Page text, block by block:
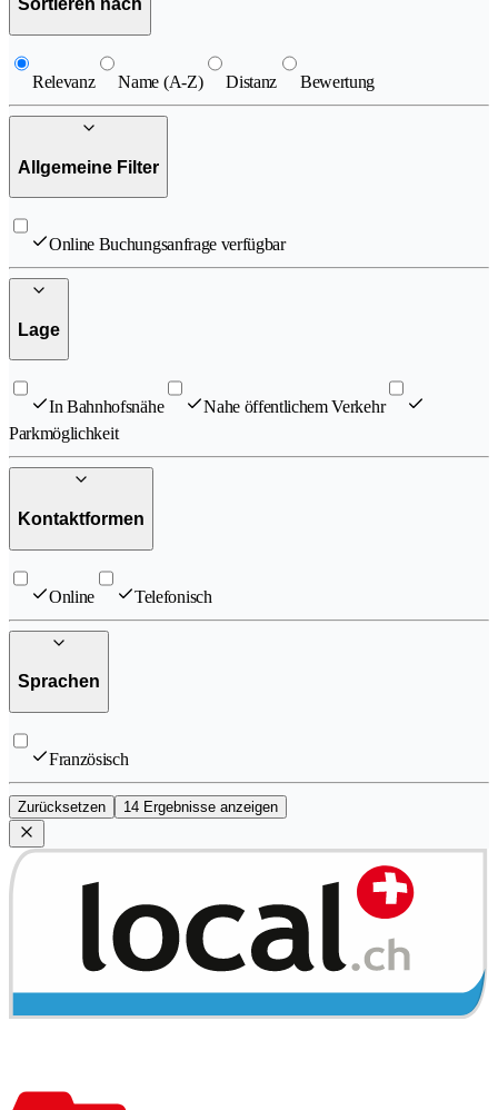
Sortieren nach
Relevanz Name (A-Z) Distanz Bewertung
Allgemeine Filter
Online Buchungsanfrage verfügbar
Lage
In Bahnhofsnähe
Nahe öffentlichem Verkehr
Parkmöglichkeit
Kontaktformen
Online Telefonisch
Sprachen
Französisch
Zurücksetzen 14 Ergebnisse anzeigen